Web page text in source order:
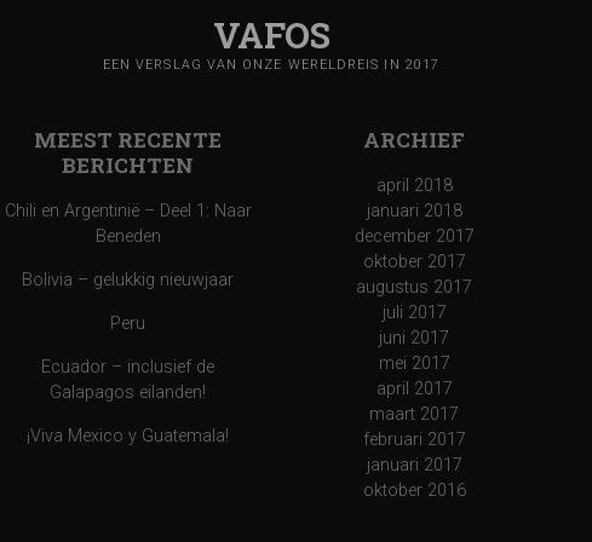
VAFOS
EEN VERSLAG VAN ONZE WERELDREIS IN 2017
MEEST RECENTE
BERICHTEN
Chili en Argentinië – Deel 1: Naar
Beneden
Bolivia – gelukkig nieuwjaar
Peru
Ecuador – inclusief de
Galapagos eilanden!
¡Viva Mexico y Guatemala!
ARCHIEF
april 2018
januari 2018
december 2017
oktober 2017
augustus 2017
juli 2017
juni 2017
mei 2017
april 2017
maart 2017
februari 2017
januari 2017
oktober 2016